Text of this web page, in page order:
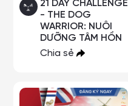
21 DAY CHALLENGE
- THE DOG
WARRIOR: NUÔI
DƯỠNG TÂM HỒN
Chia sẻ